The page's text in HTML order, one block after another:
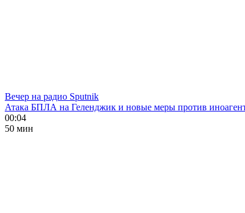
Вечер на радио Sputnik
Атака БПЛА на Геленджик и новые меры против
00:04
50 мин